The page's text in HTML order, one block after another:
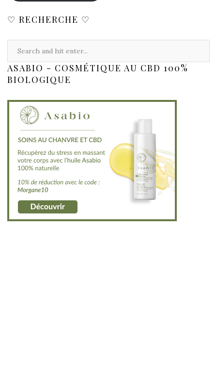
♡ RECHERCHE ♡
ASABIO - COSMÉTIQUE AU CBD 100%
BIOLOGIQUE